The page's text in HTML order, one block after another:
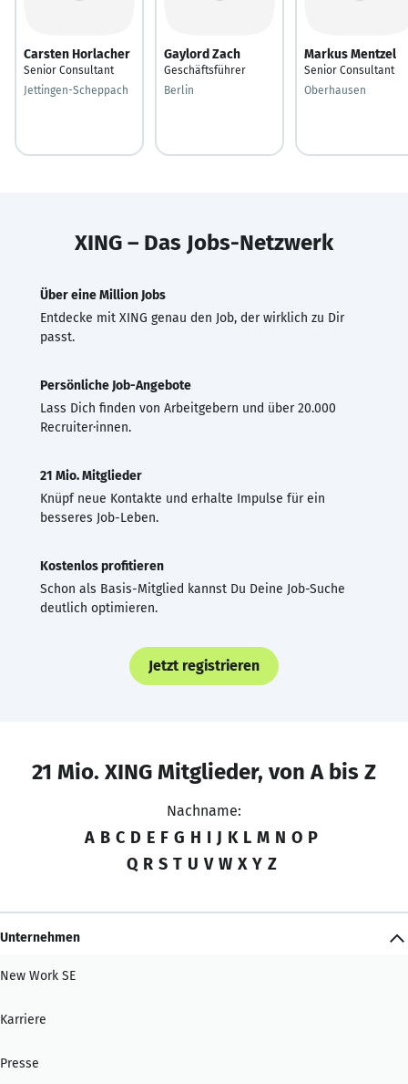
Carsten Horlacher
Senior Consultant
Jettingen-Scheppach
Gaylord Zach
Geschäftsführer
Berlin
Markus Mentzel
Senior Consultant
Oberhausen
XING – Das Jobs-Netzwerk
Über eine Million Jobs
Entdecke mit XING genau den Job, der wirklich zu Dir
passt.
Persönliche Job-Angebote
Lass Dich finden von Arbeitgebern und über 20.000
Recruiter·innen.
21 Mio. Mitglieder
Knüpf neue Kontakte und erhalte Impulse für ein
besseres Job-Leben.
Kostenlos profitieren
Schon als Basis-Mitglied kannst Du Deine Job-Suche
deutlich optimieren.
Jetzt registrieren
21 Mio. XING Mitglieder, von A bis Z
Nachname:
A B C D E F G H I J K L M N O P
Q R S T U V W X Y Z
Unternehmen
New Work SE
Karriere
Presse